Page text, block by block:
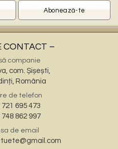
CONTACT –
companie
com. Șișești,
România
de telefon
721 695 473
748 862 997
de email